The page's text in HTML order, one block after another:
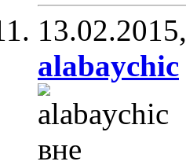
13.02.2015,
alabaychic